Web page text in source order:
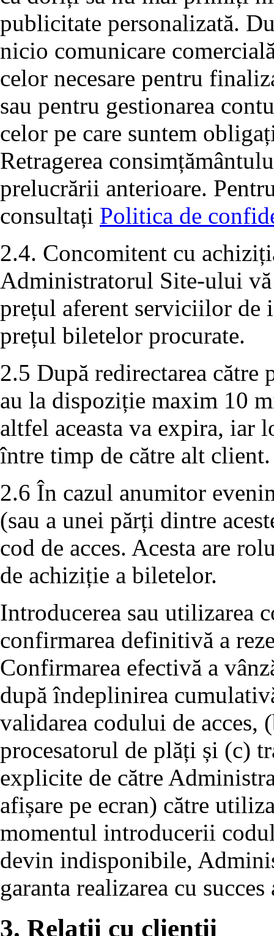
publicitate personalizată.
nicio comunicare
celor necesare pentru
sau pentru gestionarea
celor pe care suntem
Retragerea
prelucrării anterioare.
consultați Politica de
2.4. Concomitent cu
Administratorul Site-ului
prețul aferent serviciilor de
prețul biletelor procurate.
2.5 După redirectarea
au la dispoziție maxim 10
altfel aceasta va expira, iar
între timp de către alt client.
2.6 În cazul anumitor
(sau a unei părți dintre
cod de acces. Acesta are
de achiziție a biletelor.
Introducerea sau utilizarea
confirmarea definitivă a
Confirmarea efectivă a
după îndeplinirea
validarea codului de acces,
procesatorul de plăți și (c)
explicite de către
afișare pe ecran) către
momentul introducerii
devin indisponibile,
garanta realizarea cu
3. Relații cu clienții